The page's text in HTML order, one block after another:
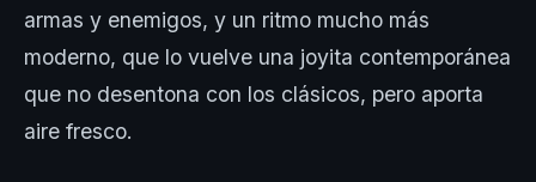
armas y enemigos, y un ritmo mucho más
moderno, que lo vuelve una joyita contemporánea
que no desentona con los clásicos, pero aporta
aire fresco.